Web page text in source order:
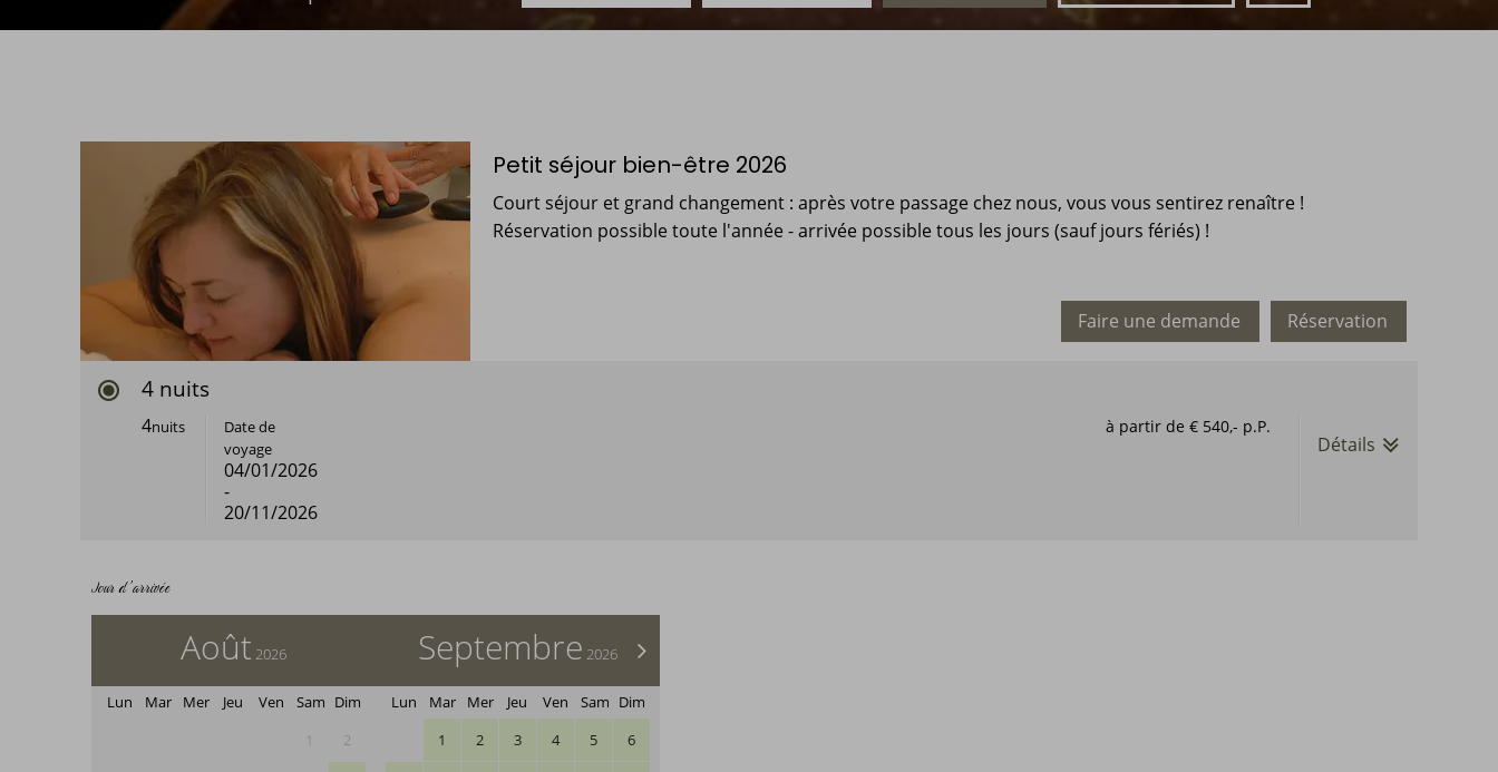
Petit séjour bien-être 2026
Court séjour et grand changement : après votre passage chez nous, vous vous sentirez renaître !
Réservation possible toute l'année - arrivée possible tous les jours (sauf jours fériés) !
Réservation
Faire une demande
4 nuits
4nuits
Date de
voyage
04/01/2026
-
20/11/2026
à partir de € 540,- p.P.
Détails
Jour d’arrivée
Août 2026
Lun Mar Mer Jeu Ven Sam Dim
1
2
>
Septembre 2026
Lun Mar Mer Jeu Ven Sam Dim
1
2 3 4 5 6